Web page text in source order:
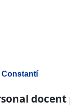
docent